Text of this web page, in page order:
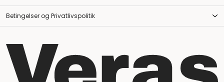
Betingelser og Privatlivspolitik